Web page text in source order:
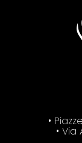
•
•